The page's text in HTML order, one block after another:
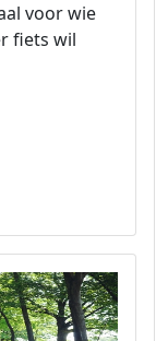
voor wie
fiets wil